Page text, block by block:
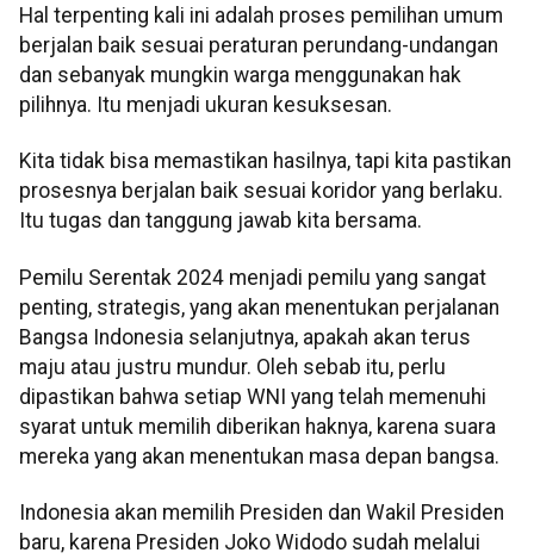
Hal terpenting kali ini adalah proses pemilihan umum
berjalan baik sesuai peraturan perundang-undangan
dan sebanyak mungkin warga menggunakan hak
pilihnya. Itu menjadi ukuran kesuksesan.
Kita tidak bisa memastikan hasilnya, tapi kita pastikan
prosesnya berjalan baik sesuai koridor yang berlaku.
Itu tugas dan tanggung jawab kita bersama.
Pemilu Serentak 2024 menjadi pemilu yang sangat
penting, strategis, yang akan menentukan perjalanan
Bangsa Indonesia selanjutnya, apakah akan terus
maju atau justru mundur. Oleh sebab itu, perlu
dipastikan bahwa setiap WNI yang telah memenuhi
syarat untuk memilih diberikan haknya, karena suara
mereka yang akan menentukan masa depan bangsa.
Indonesia akan memilih Presiden dan Wakil Presiden
baru, karena Presiden Joko Widodo sudah melalui